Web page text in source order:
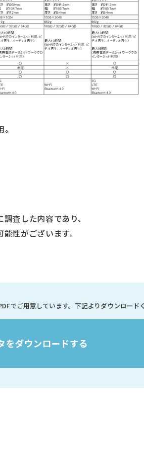
査した内容であり、
性がございます。
でご用意しています。 下記よりダウンロード
をダウンロードする